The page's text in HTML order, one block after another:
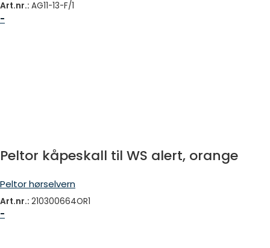
Art.nr.: AG11-13-F/1
-
Peltor kåpeskall til WS alert, orange
Peltor hørselvern
Art.nr.: 210300664OR1
-